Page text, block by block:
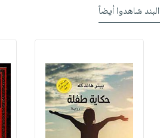
شاهدوا أيضاً